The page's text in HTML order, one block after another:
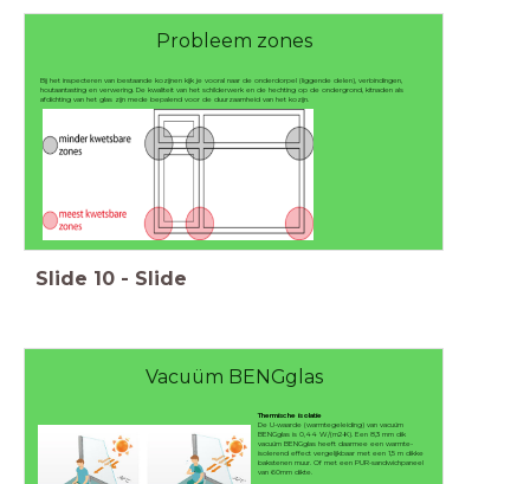
Probleem zones
Bij het inspecteren van bestaande kozijnen kijk je vooral naar de onderdorpel (liggende delen), verbindingen,
houtaantasting en verwering. De kwaliteit van het schilderwerk en de hechting op de ondergrond, kitnaden als
afdichting van het glas zijn mede bepalend voor de duurzaamheid van het kozijn.
Slide 10 - Slide
Vacuüm BENGglas
Thermische isolatie
De U-waarde (warmtegeleiding) van vacuüm
BENGglas is 0,44 W/(m2-K). Een 8,3 mm dik
vacuüm BENGglas heeft daarmee een warmte-
isolerend effect vergelijkbaar met een 1,5 m dikke
bakstenen muur. Of met een PUR-sandwichpaneel
van 60mm dikte.